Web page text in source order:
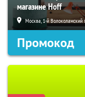
магазине Hoff
Москва, 1-й Волоколамский
Промокод